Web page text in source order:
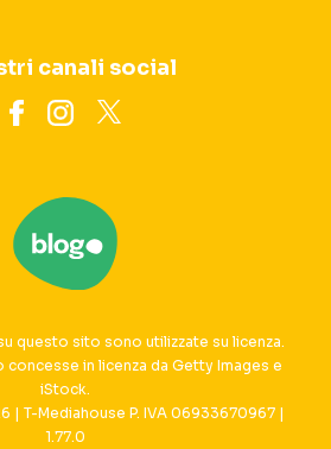
canali social
questo sito sono utilizzate su licenza.
concesse in licenza da Getty Images e
iStock.
| T-Mediahouse P. IVA 06933670967 |
1.77.0